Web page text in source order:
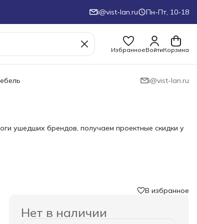
i@vist-lan.ru Пн-Пт, 10-18
ИзбранноеВойтиКорзина
i@vist-lan.ru
ушедших брендов, получаем проектные скидки у
В избранное
Нет в наличии